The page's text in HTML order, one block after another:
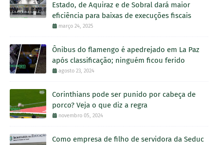
Estado, de Aquiraz e de Sobral dará maior
eficiência para baixas de execuções fiscais
março 24, 2025
Ônibus do flamengo é apedrejado em La Paz
após classificação; ninguém ficou ferido
agosto 23, 2024
Corinthians pode ser punido por cabeça de
porco? Veja o que diz a regra
novembro 05, 2024
Como empresa de filho de servidora da Seduc